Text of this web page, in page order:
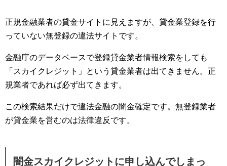
正規金融業者の貸金サイトに見えますが、貸金業登録を行
っていない無登録の違法サイトです。
金融庁のデータベースで登録貸金業者情報検索をしても
「スカイクレジット」という貸金業者は出てきません。正
規業者であれば必ず出てきます。
この検索結果だけで違法金融の闇金確定です。無登録業者
が貸金業を営むのは法律違反です。
闇金スカイクレジットに申し込んでしまっ